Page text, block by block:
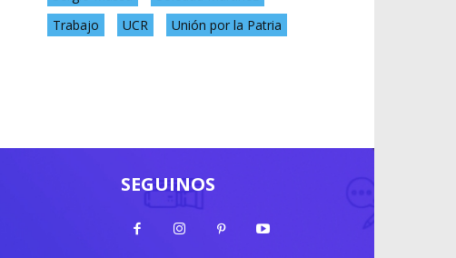
Trabajo
UCR Unión por la Patria
SEGUINOS